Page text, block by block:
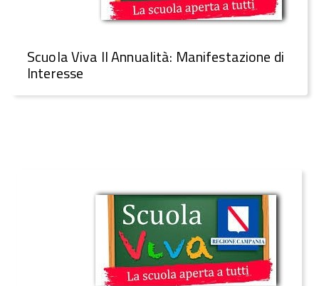
Scuola Viva II Annualità: Manifestazione di
Interesse